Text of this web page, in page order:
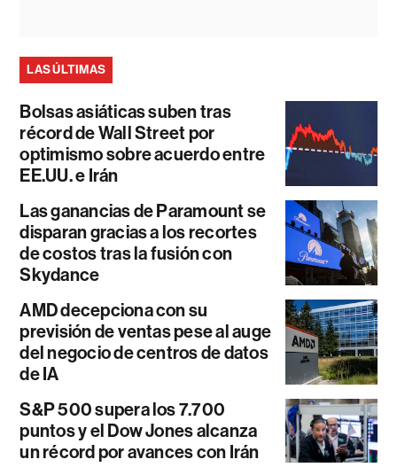
LAS ÚLTIMAS
Bolsas asiáticas suben tras
récord de Wall Street por
optimismo sobre acuerdo entre
EE.UU. e Irán
Las ganancias de Paramount se
disparan gracias a los recortes
de costos tras la fusión con
Skydance
AMD decepciona con su
previsión de ventas pese al auge
del negocio de centros de datos
de IA
S&P 500 supera los 7.700
puntos y el Dow Jones alcanza
un récord por avances con Irán